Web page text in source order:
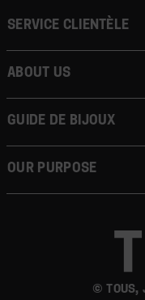
© TOUS,
Service clientèle
About us
Guide de bijoux
Our Purpose